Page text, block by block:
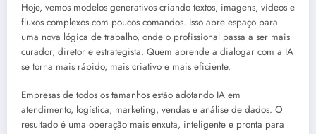
Hoje, vemos modelos generativos criando textos, imagens, vídeos e
fluxos complexos com poucos comandos. Isso abre espaço para
uma nova lógica de trabalho, onde o profissional passa a ser mais
curador, diretor e estrategista. Quem aprende a dialogar com a IA
se torna mais rápido, mais criativo e mais eficiente.
Empresas de todos os tamanhos estão adotando IA em
atendimento, logística, marketing, vendas e análise de dados. O
resultado é uma operação mais enxuta, inteligente e pronta para